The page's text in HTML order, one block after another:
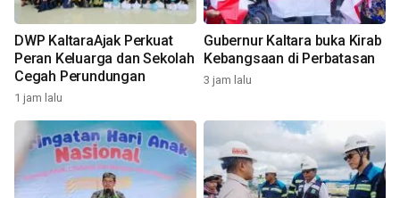
DWP KaltaraAjak Perkuat
Peran Keluarga dan Sekolah
Cegah Perundungan
1 jam lalu
Gubernur Kaltara buka Kirab
Kebangsaan di Perbatasan
3 jam lalu